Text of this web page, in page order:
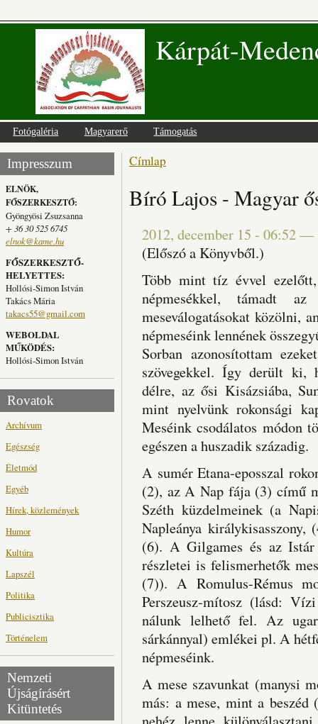
Kárpát-
Fotógaléria Magyarerő Támogatás
Impresszum
ELNÖK,
FŐSZERKESZTŐ:
Gyöngyösi Zsuzsanna
+ 36 30 525 6745
elnok@kame.hu
FŐSZERKESZTŐ-
HELYETTES:
Hollósi-Simon István
Takács Mária
takacs55@gmail.com
WEBOLDAL
MŰKÖDÉS:
Hollósi-Simon István
Rovatok
Archívum
Egészség
Életmód
Egyéb
Hírek, közlemények
Humor
Kultúra
Lapszél
Politika
Publicisztika
Történelem
Nemzeti
Újságírásért
Kitüntetés
Jelenlegi hely
Címlap
Bíró Lajos - Magyar
2012, december 15 - 06:52—
(Előszó a Könyvből.)
Több mint tíz évvel
népmesékkel, támadt
meseválogatásokat közölni,
népmeséink lennének
Sorban azonosítottam
szövegekkel. Így derült ki,
délre, az ősi Kisázsiába,
mint nyelvünk rokonsági
Meséink csodálatos módon
egészen a huszadik századig.
A sumér Etana-eposszal
(2), az A Nap fája (3) című
Széth küzdelmeinek (a
Napleánya
(6). A Gilgames és az Istár
részletei is felismerhetők
(7)). A Romulus-Rémus
Perszeusz-mítosz (lásd:
nálunk lelhető fel. Az
sárkánnyal) emlékei pl. A
népmeséink.
A mese szavunkat (manysi
más: a mese, mint a